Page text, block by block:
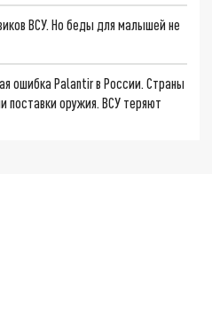
ВСУ. Но беды для малышей не
ошибка Palantir в России. Страны
поставки оружия. ВСУ теряют